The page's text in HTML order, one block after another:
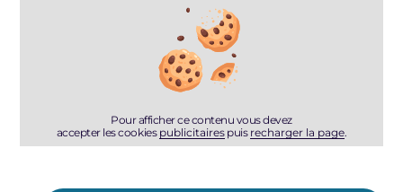
Pour afficher ce contenu vous devez
accepter les cookies publicitairespuis recharger la page.